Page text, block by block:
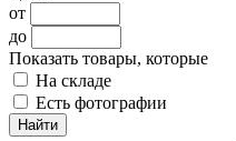
от
до
Показать товары, которые
На складе
Есть фотографии